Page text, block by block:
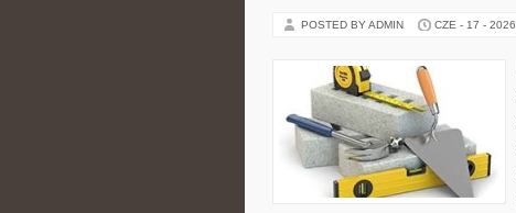
POSTED BY ADMIN CZE - 17 - 2026